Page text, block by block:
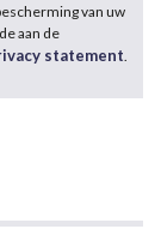
van uw
aan de
statement